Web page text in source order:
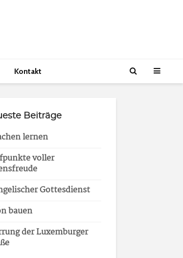
Kontakt
Beiträge
lernen
voller
Gottesdienst
bauen
der Luxemburger